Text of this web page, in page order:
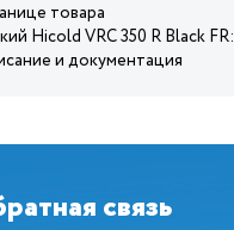
товара
Hicold VRC 350 R Black FR:
и документация
связь